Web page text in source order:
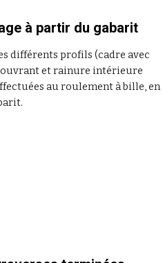
à partir du gabarit
différents profils (cadre avec
et rainure intérieure
au roulement à bille, en